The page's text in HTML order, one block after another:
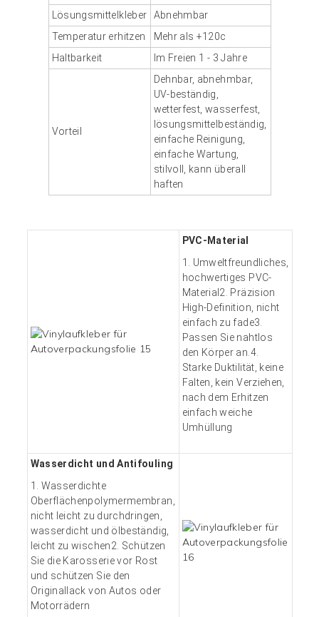
Lösungsmittelkleber
Abnehmbar
Temperatur erhitzen
Mehr als +120c
Haltbarkeit
Im Freien 1 - 3 Jahre
Vorteil
Dehnbar, abnehmbar,
UV-beständig,
wetterfest, wasserfest,
lösungsmittelbeständig,
einfache Reinigung,
einfache Wartung,
stilvoll, kann überall
haften
PVC-Material
1. Umweltfreundliches,
hochwertiges PVC-
Material2. Präzision
High-Definition, nicht
einfach zu fade3.
Passen Sie nahtlos
den Körper an.4.
Starke Duktilität, keine
Falten, kein Verziehen,
nach dem Erhitzen
einfachweiche
Umhüllung
Wasserdicht und Antifouling
1. Wasserdichte
Oberflächenpolymermembran,
nicht leicht zu durchdringen,
wasserdicht und ölbeständig,
leicht zu wischen2. Schützen
Sie die Karosserie vor Rost
und schützen Sie den
Originallack von Autos oder
Motorrädern